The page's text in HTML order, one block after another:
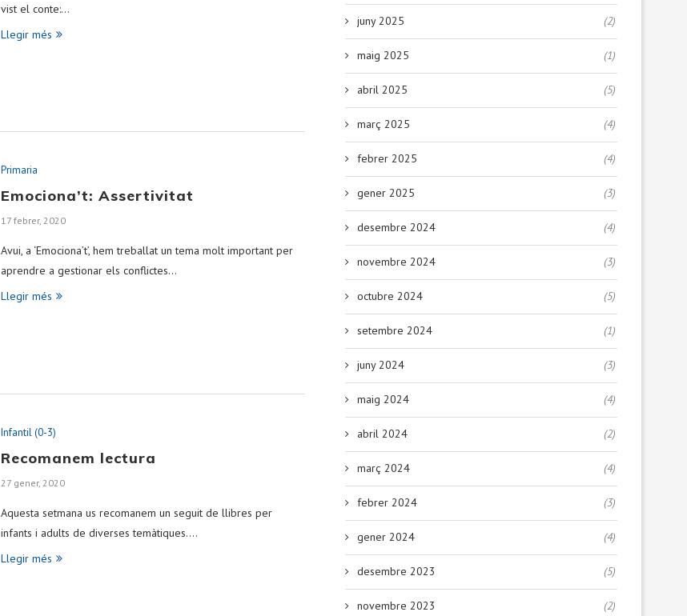
vist el conte:…
Llegir més
Primaria
Emociona’t: Assertivitat
17 febrer, 2020
Avui, a ‘Emociona’t’, hem treballat un tema molt important per
aprendre a gestionar els conflictes…
Llegir més
Infantil (0-3)
Recomanem lectura
27 gener, 2020
Aquesta setmana us recomanem un seguit de llibres per
infants i adults de diverses temàtiques.…
Llegir més
juny 2025 (2)
maig 2025 (1)
abril 2025 (5)
març 2025 (4)
febrer 2025 (4)
gener 2025 (3)
desembre 2024 (4)
novembre 2024 (3)
octubre 2024 (5)
setembre 2024 (1)
juny 2024 (3)
maig 2024 (4)
abril 2024 (2)
març 2024 (4)
febrer 2024 (3)
gener 2024 (4)
desembre 2023 (5)
novembre 2023 (2)